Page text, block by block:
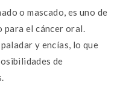
o mascado, es uno de
para el cáncer oral.
y encías, lo que
de